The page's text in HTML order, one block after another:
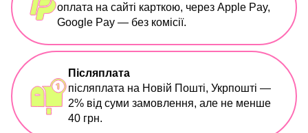
оплата на сайті карткою, через Apple Pay,
Google Pay — без комісії.
Післяплата
післяплата на Новій Пошті, Укрпошті —
2% від суми замовлення, але не менше
40 грн.